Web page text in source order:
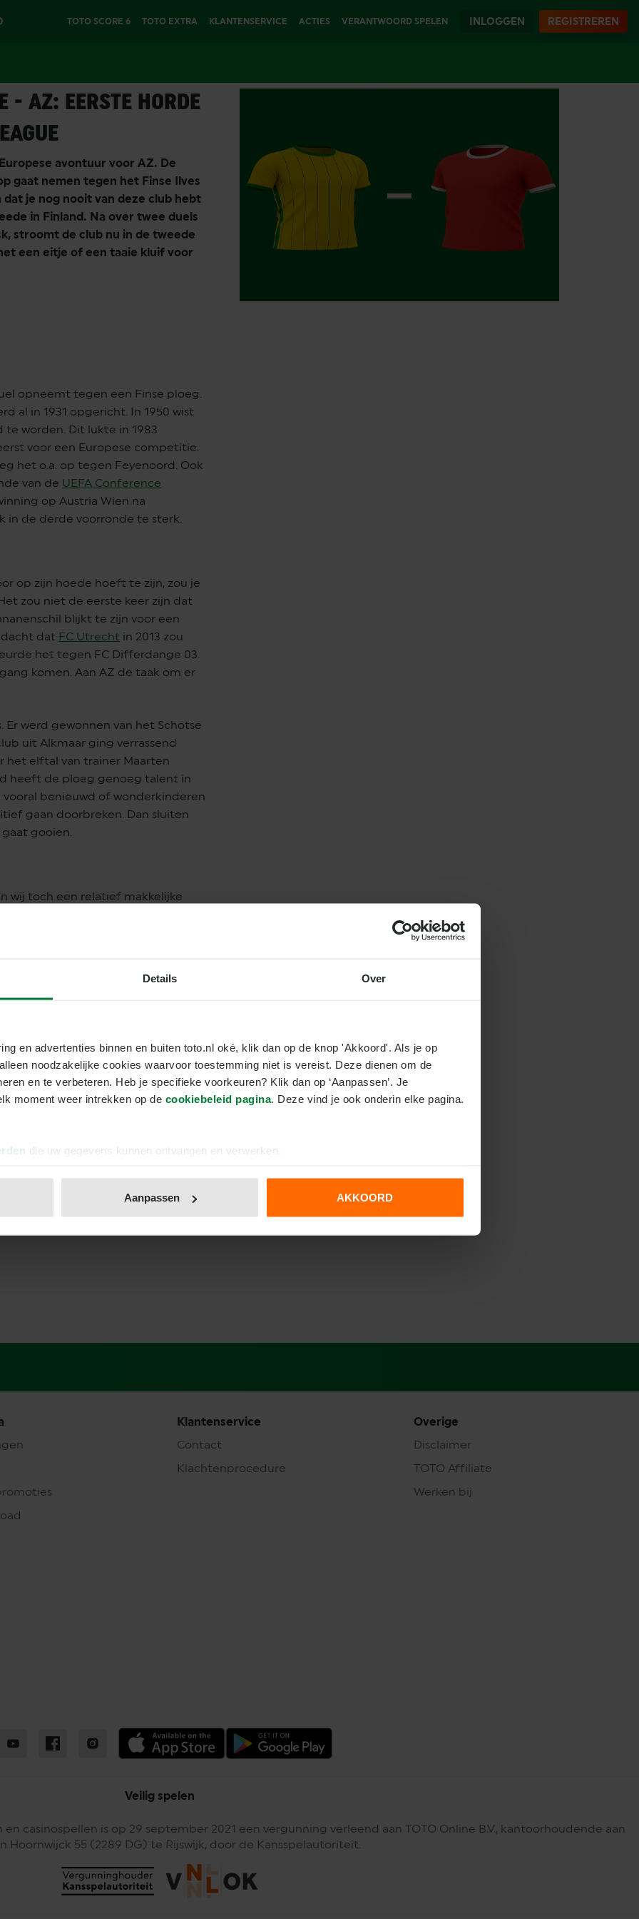
Details Over
en advertenties binnen en buiten toto.nl oké, klik dan op de knop 'Akkoord'. Als je op
alleen noodzakelijke cookies waarvoor toestemming niet is vereist. Deze dienen om de
en te verbeteren. Heb je specifieke voorkeuren? Klik dan op ‘Aanpassen’. Je
moment weer intrekken op de cookiebeleid pagina. Deze vind je ook onderin elke pagina.
die uw gegevens kunnen ontvangen en verwerken.
Aanpassen AKKOORD
TOTO SCORE 6 TOTO EXTRA KLANTENSERVICE ACTIES VERANTWOORD SPELEN INLOGGEN REGISTREREN
- AZ: EERSTE HORDE
avontuur voor AZ. De
gaat nemen tegen het Finse Ilves
je nog nooit van deze club hebt
in Finland. Na over twee duels
stroomt de club nu in de tweede
een eitje of een taaie kluif voor
opneemt tegen een Finse ploeg.
al in 1931 opgericht. In 1950 wist
worden. Dit lukte in 1983
voor een Europese competitie.
het o.a. op tegen Feyenoord. Ook
van de UEFA Conference
op Austria Wien na
in de derde voorronde te sterk.
op zijn hoede hoeft te zijn, zou je
zou niet de eerste keer zijn dat
blijkt te zijn voor een
dat FC Utrecht in 2013 zou
het tegen FC Differdange 03.
komen. Aan AZ de taak om er
werd gewonnen van het Schotse
uit Alkmaar ging verrassend
het elftal van trainer Maarten
heeft de ploeg genoeg talent in
benieuwd of wonderkinderen
gaan doorbreken. Dan sluiten
gaat gooien.
wij toch een relatief makkelijke
Alkmaar is het simpelweg aan
winst op zak. Dat dit de
5.50 voor Tampereen
hier en daar wat steekjes
wint met 1-2, 1-3 of 1-4.
ZIEN OP TV?
AZ en Ilves Tampere is live te
ook online kijken via Ziggo Sport
vanaf 18.00 uur live uitgezonden.
verandering.
Klantenservice
Contact
Klachtenprocedure
Overige
Disclaimer
TOTO Affiliate
Werken bij
Veilig spelen
casinospellen is op 29 september 2021 een vergunning verleend aan TOTO Online B.V., kantoorhoudende aan
Hoornwijck 55 (2289 DG) te Rijswijk, door de Kansspelautoriteit.